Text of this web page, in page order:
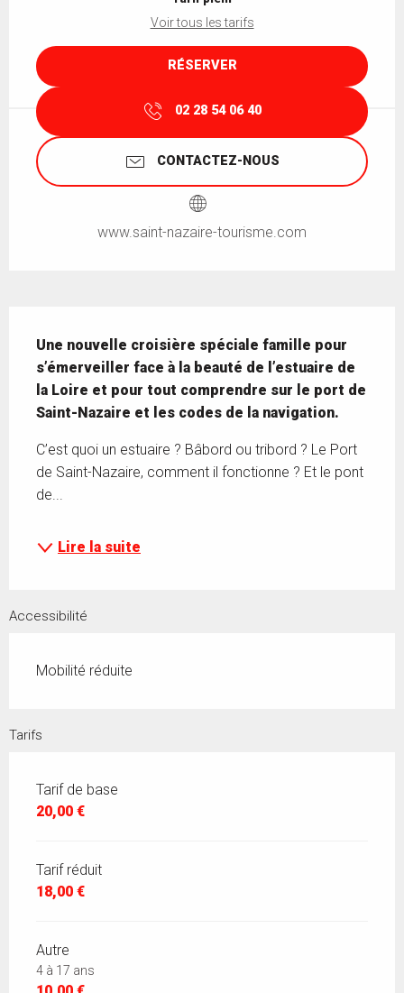
Voir tous les tarifs
RÉSERVER
02 28 54 06 40
CONTACTEZ-NOUS
www.saint-nazaire-tourisme.com
Une nouvelle croisière spéciale famille pour
s’émerveiller face à la beauté de l’estuaire de
la Loire et pour tout comprendre sur le port de
Saint-Nazaire et les codes de la navigation.
C’est quoi un estuaire ? Bâbord ou tribord ? Le Port
de Saint-Nazaire, comment il fonctionne ? Et le pont
de...
Lire la suite
Accessibilité
Mobilité réduite
Tarifs
Tarif de base
20,00 €
Tarif réduit
18,00 €
Autre
4 à 17 ans